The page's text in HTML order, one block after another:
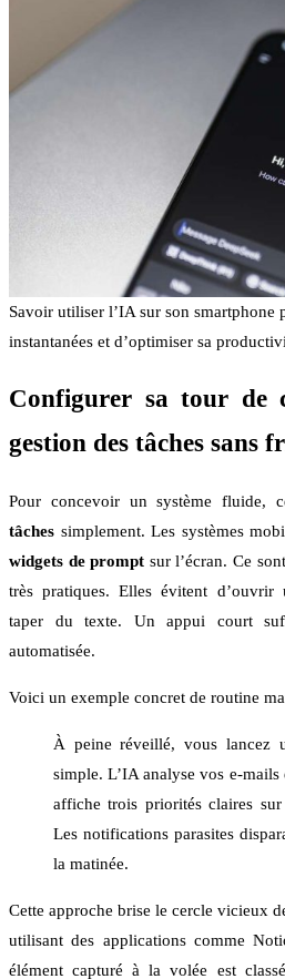
Savoir utiliser l’IA sur son smartphone
instantanées et d’optimiser sa
Configurer sa tour de
gestion des tâches sans
Pour concevoir un système fluide,
tâches simplement. Les systèmes
widgets de prompt sur l’écran. Ce
très pratiques. Elles évitent
taper du texte. Un appui court
automatisée.
Voici un exemple concret de routine
À peine réveillé, vous lancez
simple. L’IA analyse vos e-
affiche trois priorités claires sur
Les notifications parasites
la matinée.
Cette approche brise le cercle vicieux
utilisant des applications comme
élément capturé à la volée est